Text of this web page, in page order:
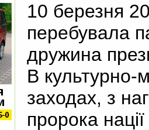
10 березня
перебувала
дружина
В культурно-
заходах, з
пророка